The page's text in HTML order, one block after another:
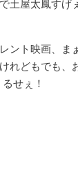
土屋太鳳すげ
ント映画、ま
れどもでも、
せぇ！